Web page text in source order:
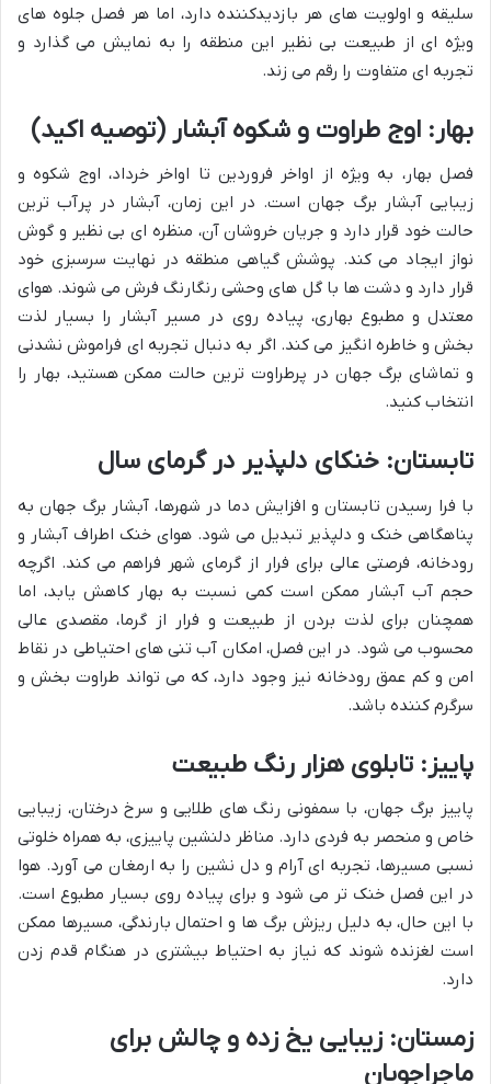
سلیقه و اولویت های هر بازدیدکننده دارد، اما هر فصل جلوه های
ویژه ای از طبیعت بی نظیر این منطقه را به نمایش می گذارد و
تجربه ای متفاوت را رقم می زند.
بهار: اوج طراوت و شکوه آبشار (توصیه اکید)
فصل بهار، به ویژه از اواخر فروردین تا اواخر خرداد، اوج شکوه و
زیبایی آبشار برگ جهان است. در این زمان، آبشار در پرآب ترین
حالت خود قرار دارد و جریان خروشان آن، منظره ای بی نظیر و گوش
نواز ایجاد می کند. پوشش گیاهی منطقه در نهایت سرسبزی خود
قرار دارد و دشت ها با گل های وحشی رنگارنگ فرش می شوند. هوای
معتدل و مطبوع بهاری، پیاده روی در مسیر آبشار را بسیار لذت
بخش و خاطره انگیز می کند. اگر به دنبال تجربه ای فراموش نشدنی
و تماشای برگ جهان در پرطراوت ترین حالت ممکن هستید، بهار را
انتخاب کنید.
تابستان: خنکای دلپذیر در گرمای سال
با فرا رسیدن تابستان و افزایش دما در شهرها، آبشار برگ جهان به
پناهگاهی خنک و دلپذیر تبدیل می شود. هوای خنک اطراف آبشار و
رودخانه، فرصتی عالی برای فرار از گرمای شهر فراهم می کند. اگرچه
حجم آب آبشار ممکن است کمی نسبت به بهار کاهش یابد، اما
همچنان برای لذت بردن از طبیعت و فرار از گرما، مقصدی عالی
محسوب می شود. در این فصل، امکان آب تنی های احتیاطی در نقاط
امن و کم عمق رودخانه نیز وجود دارد، که می تواند طراوت بخش و
سرگرم کننده باشد.
پاییز: تابلوی هزار رنگ طبیعت
پاییز برگ جهان، با سمفونی رنگ های طلایی و سرخ درختان، زیبایی
خاص و منحصر به فردی دارد. مناظر دلنشین پاییزی، به همراه خلوتی
نسبی مسیرها، تجربه ای آرام و دل نشین را به ارمغان می آورد. هوا
در این فصل خنک تر می شود و برای پیاده روی بسیار مطبوع است.
با این حال، به دلیل ریزش برگ ها و احتمال بارندگی، مسیرها ممکن
است لغزنده شوند که نیاز به احتیاط بیشتری در هنگام قدم زدن
دارد.
زمستان: زیبایی یخ زده و چالش برای
ماجراجویان